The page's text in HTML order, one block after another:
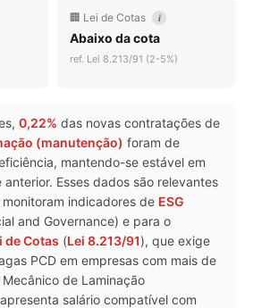
🏢 Lei de Cotas i
Abaixo da cota
ref. Lei 8.213/91 (2-5%)
0,22% das novas contratações de
(manutenção) foram de
mantendo-se estável em
Esses dados são relevantes
indicadores de ESG
and Governance) e para o
de Cotas (Lei 8.213/91), que exige
PCD em empresas com mais de
de Laminação
salário compatível com